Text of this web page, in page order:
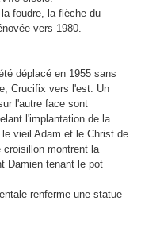
foudre, la flèche du
vers 1980.
déplacé en 1955 sans
Crucifix vers l'est. Un
l'autre face sont
l'implantation de la
vieil Adam et le Christ de
croisillon montrent la
Damien tenant le pot
renferme une statue